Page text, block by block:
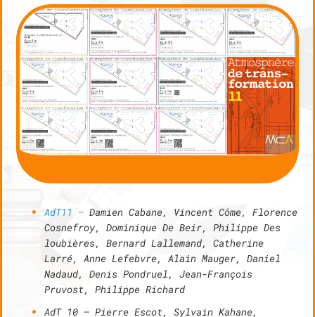
AdT11 – Damien Cabane, Vincent Côme, Florence
Cosnefroy, Dominique De Beir, Philippe Des
loubières, Bernard Lallemand, Catherine
Larré, Anne Lefebvre, Alain Mauger, Daniel
Nadaud, Denis Pondruel, Jean-François
Pruvost, Philippe Richard
AdT 10 – Pierre Escot, Sylvain Kahane,